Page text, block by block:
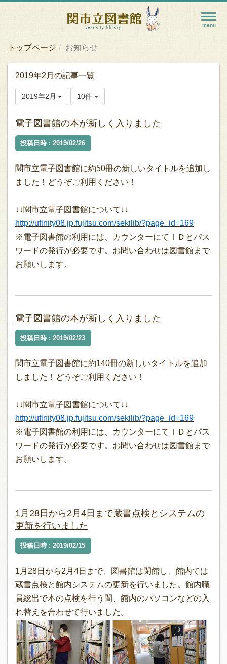
トップページ お知らせ
2019年2月の記事一覧
2019年2月 10件
電子図書館の本が新しく入りました
投稿日時 : 2019/02/26
関市立電子図書館に約50冊の新しいタイトルを追加し
ました！どうぞご利用ください！
↓↓関市立電子図書館について↓↓
http://ufinity08.jp.fujitsu.com/sekilib/?page_id=169
※電子図書館の利用には、カウンターにてＩＤとパス
ワードの発行が必要です。お問い合わせは図書館まで
お願いします。
電子図書館の本が新しく入りました
投稿日時 : 2019/02/23
関市立電子図書館に約140冊の新しいタイトルを追加
しました！どうぞご利用ください！
↓↓関市立電子図書館について↓↓
http://ufinity08.jp.fujitsu.com/sekilib/?page_id=169
※電子図書館の利用には、カウンターにてＩＤとパス
ワードの発行が必要です。お問い合わせは図書館まで
お願いします。
1月28日から2月4日まで蔵書点検とシステムの
更新を行いました
投稿日時 : 2019/02/15
1月28日から2月4日まで、図書館は閉館し、館内では
蔵書点検と館内システムの更新を行いました。館内職
員総出で本の点検を行う間、館内のパソコンなどの入
れ替えを合わせて行いました。